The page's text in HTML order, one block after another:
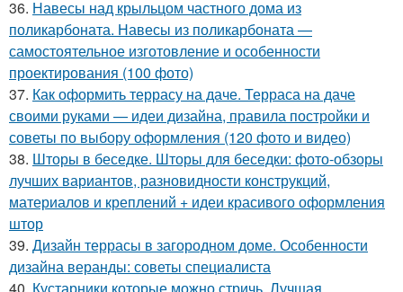
36. Навесы над крыльцом частного дома из
поликарбоната. Навесы из поликарбоната —
самостоятельное изготовление и особенности
проектирования (100 фото)
37. Как оформить террасу на даче. Терраса на даче
своими руками — идеи дизайна, правила постройки и
советы по выбору оформления (120 фото и видео)
38. Шторы в беседке. Шторы для беседки: фото-обзоры
лучших вариантов, разновидности конструкций,
материалов и креплений + идеи красивого оформления
штор
39. Дизайн террасы в загородном доме. Особенности
дизайна веранды: советы специалиста
40. Кустарники которые можно стричь. Лучшая